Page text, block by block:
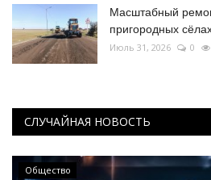
Масштабный
пригородных
Июль 31, 2026 0
СЛУЧАЙНАЯ НОВОСТЬ
Общество